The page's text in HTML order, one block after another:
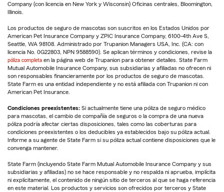
Company (con licencia en New York y Wisconsin) Oficinas centrales, Bloomington,
Illinois.
Los productos de seguro de mascotas son suscritos en los Estados Unidos por
American Pet Insurance Company y ZPIC Insurance Company, 6100-4th Ave S,
Seattle, WA 98108. Administrado por Trupanion Managers USA, Inc. (CA: con
licencia No. 0G22803, NPN 9588590). Se aplican términos y condiciones, revise la
póliza completa en la página web de Trupanion para obtener detalles. State Farm
Mutual Automobile Insurance Company, sus subsidiarias y afiliadas no ofrecen ni
son responsables financieramente por los productos de seguro de mascotas.
State Farm es una entidad independiente y no está afiliada con Trupanion ni con
American Pet Insurance.
Condiciones preexistentes: Si actualmente tiene una póliza de seguro médico
para mascotas, el cambio de compañía de seguros o la compra de una nueva
póliza podría afectar ciertas disposiciones, tales como las coberturas para
condiciones preexistentes o los deducibles ya establecidos bajo su póliza actual.
Informe a su agente de State Farm si su póliza actual contiene disposiciones que le
convenga mantener.
State Farm (incluyendo State Farm Mutual Automobile Insurance Company y sus
subsidiarias y afiliadas) no se hace responsable y no respalda ni aprueba, implícita
ni explícitamente, el contenido de ningún sitio de terceros al que se haga referencia
en este material. Los productos y servicios son ofrecidos por terceros y State